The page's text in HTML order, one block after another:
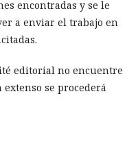
encontradas y se le
a enviar el trabajo en
editorial no encuentre
se procederá